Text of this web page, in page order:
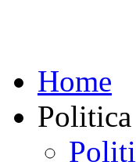
Home
Politica